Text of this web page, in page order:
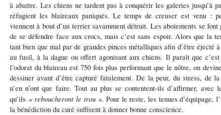
à abattre. Les chiens ne tardent pas à conquérir les galeries jusqu’à
réfugient les blaireaux paniqués. Le temps de creuser est venu :
viennent à bout d’un terrier savamment détruit. Les aboiements se
de se défendre face aux crocs, mais c’est sans espoir. Alors que la
tant bien que mal par de grandes pinces métalliques afin d’être éjecté
au fusil, à la dague ou offert agonisant aux chiens. Il paraît que
l’odorat du blaireau est 750 fois plus performant que le nôtre, on
dessiner avant d’être capturé fatalement. De la peur, du stress, de
n’en n’ont que faire. Tout au plus se contentent-ils d’affirmer,
qu’ils « reboucheront le trou ». Pour le reste, les tenues d’équipage,
la bénédiction du curé suffisent à donner bonne conscience.